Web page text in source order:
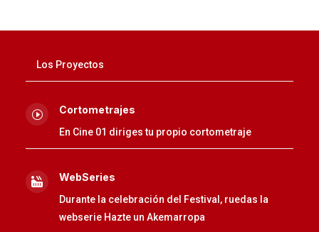
Los Proyectos
I Cortometrajes
En Cine 01 diriges tu propio cortometraje
 WebSeries
Durante la celebración del Festival, ruedas la
webserie Hazte un Akemarropa